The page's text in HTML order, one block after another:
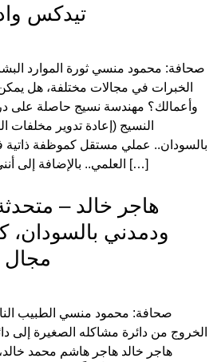
تيدكس
صحافة: محمود منسي ثورة الموارد
الخبرات في مجالات مختلفة، هل
وأعمالك؟ مهندسة نسيج حاصلة على
النسيج (إعادة تدوير مخلفات
بالسودان.. عملي مستقل كموظفة
العلمي.. بالإضافة إلى أنني أعمل في قسم التسويق […]
هاجر خالد –
ودمدني بالسودان،
مجال
صحافة: محمود منسي الطبيب
الخروج من دائرة مشاكله الصغيرة إلى
هاجر خالد هاجر هاشم محمد